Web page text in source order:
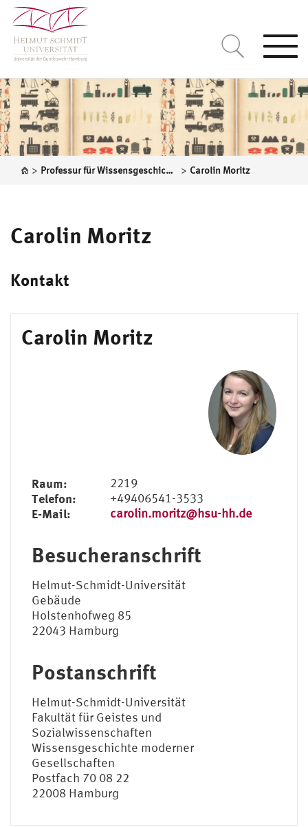
> Professur für Wissensgeschichte moderner Gesellschaften > Carolin Moritz
Carolin Moritz
Kontakt
Carolin Moritz
Raum: 2219
Telefon: +49406541-3533
E-Mail: carolin.moritz@hsu-hh.de
Besucheranschrift
Helmut-Schmidt-Universität
Gebäude
Holstenhofweg 85
22043 Hamburg
Postanschrift
Helmut-Schmidt-Universität
Fakultät für Geistes und
Sozialwissenschaften
Wissensgeschichte moderner
Gesellschaften
Postfach 70 08 22
22008 Hamburg